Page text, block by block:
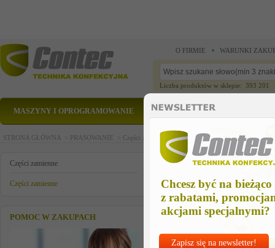
Chcesz być na bieżąco
z rabatami,
akcjami specjalnymi?
Zapisz się na newsletter!
O FIRMIE WARUNKI
Liczba produktów w sklepie: 393 201
MASZYNY I OPROGRAMOWANIE CZĘŚCI ZAMIENNE
STRONA GŁÓWNA > PRASOWANIE > Części zamienne >Części zamienne > zawór
Części zamienne
Części zamienne
POMOC W ZAKUPACH
zawór kulkowy 3/8